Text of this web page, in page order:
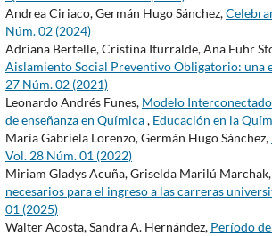
Andrea Ciriaco, Germán Hugo Sánchez,
Núm. 02 (2024)
Adriana Bertelle, Cristina Iturralde, Ana Fuhr
Aislamiento Social Preventivo Obligatorio: una
27 Núm. 02 (2021)
Leonardo Andrés Funes, Modelo
de enseñanza en Química, Educación en la
María Gabriela Lorenzo, Germán Hugo Sánchez,
Vol. 28 Núm. 01 (2022)
Miriam Gladys Acuña, Griselda Marilú
necesarios para el ingreso a las carreras
01 (2025)
Walter Acosta, Sandra A. Hernández, Período